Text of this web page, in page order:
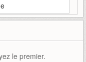
le premier.